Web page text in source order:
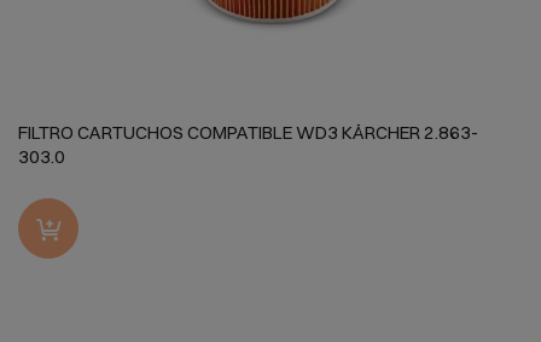
FILTRO CARTUCHOS COMPATIBLE WD3 KÄRCHER 2.863-
303.0